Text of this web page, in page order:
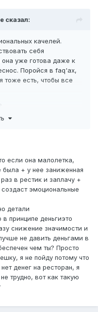
сказал:
качелей.
себя
уже готова даже к
Поройся в faq'ах,
тоже есть, чтобы все
если она малолетка,
была + у нее заниженная
в рестик и заплачу +
эмоциональные
детали
принципе деньгиэто
снижение значимости и
не давить деньгами в
чем ты? Просто
я не пойду потому что
денег на ресторан, я
трудно, вот как такую